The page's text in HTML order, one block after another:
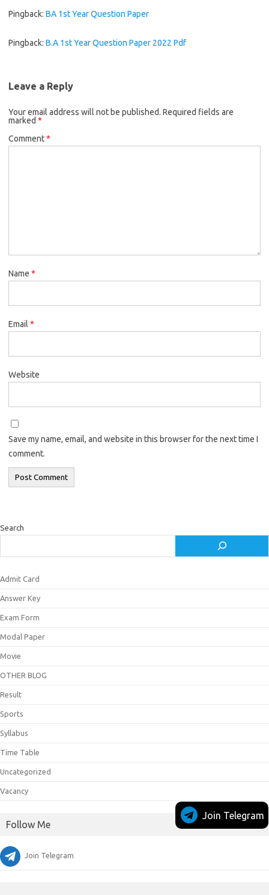
Pingback: BA 1st Year Question Paper
Pingback: B.A 1st Year Question Paper 2022 Pdf
Leave a Reply
Your email address will not be published. Required fields are
marked *
Comment*
Name *
Email *
Website
Save my name, email, and website in this browser for the next time I
comment.
Search
Admit Card
Answer Key
Exam Form
Modal Paper
Movie
OTHER BLOG
Result
Sports
Syllabus
Time Table
Uncategorized
Vacancy
Follow Me
Join Telegram
Join Telegram